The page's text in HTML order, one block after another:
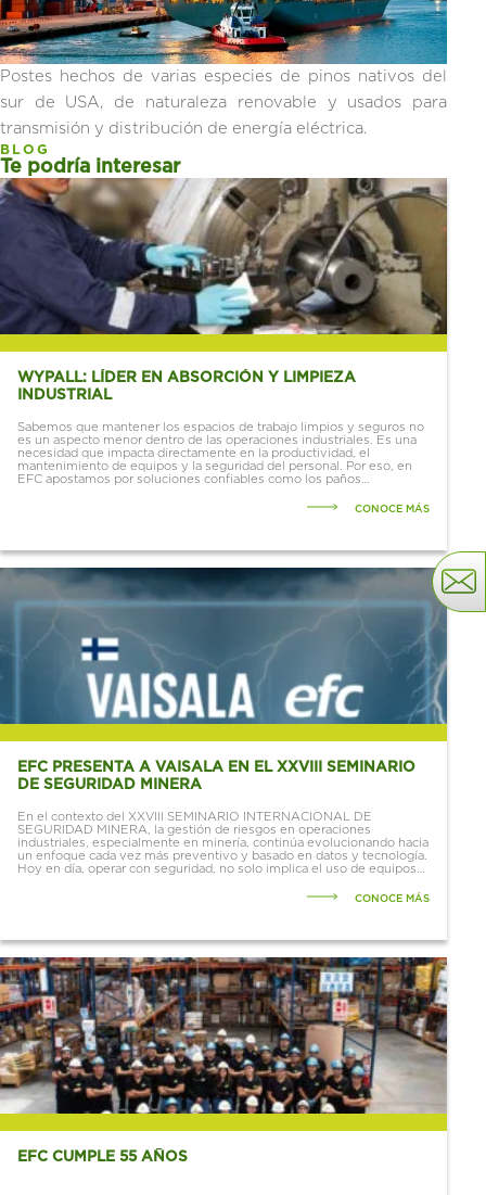
Postes hechos de varias especies de pinos nativos del
sur de USA, de naturaleza renovable y usados para
transmisión y distribución de energía eléctrica.
BLOG
Te podría interesar
WYPALL: LÍDER EN ABSORCIÓN Y LIMPIEZA
INDUSTRIAL
Sabemos que mantener los espacios de trabajo limpios y seguros no
es un aspecto menor dentro de las operaciones industriales. Es una
necesidad que impacta directamente en la productividad, el
mantenimiento de equipos y la seguridad del personal. Por eso, en
EFC apostamos por soluciones confiables como los paños
CONOCE MÁS
EFC PRESENTA A VAISALA EN EL XXVIII SEMINARIO
DE SEGURIDAD MINERA
En el contexto del XXVIII SEMINARIO INTERNACIONAL DE
SEGURIDAD MINERA, la gestión de riesgos en operaciones
industriales, especialmente en minería, continúa evolucionando hacia
un enfoque cada vez más preventivo y basado en datos y tecnología.
Hoy en día, operar con seguridad, no solo implica el uso de equipos
CONOCE MÁS
EFC CUMPLE 55 AÑOS